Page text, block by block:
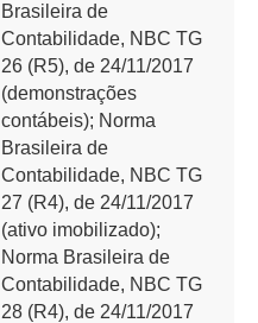
Brasileira de
Contabilidade, NBC TG
26 (R5), de 24/11/2017
(demonstrações
contábeis); Norma
Brasileira de
Contabilidade, NBC TG
27 (R4), de 24/11/2017
(ativo imobilizado);
Norma Brasileira de
Contabilidade, NBC TG
28 (R4), de 24/11/2017